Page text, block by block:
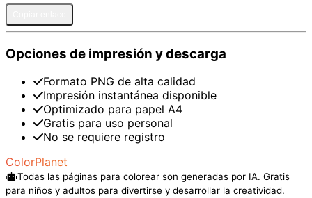
Opciones de impresión y descarga
Formato PNG de alta calidad
Impresión instantánea disponible
Optimizado para papel A4
Gratis para uso personal
No se requiere registro
ColorPlanet
Todas las páginas para colorear son generadas por IA. Gratis
para niños y adultos para divertirse y desarrollar la creatividad.